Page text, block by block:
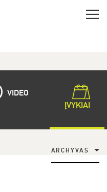
VIDEO
ĮVYKIAI
ARCHYVAS